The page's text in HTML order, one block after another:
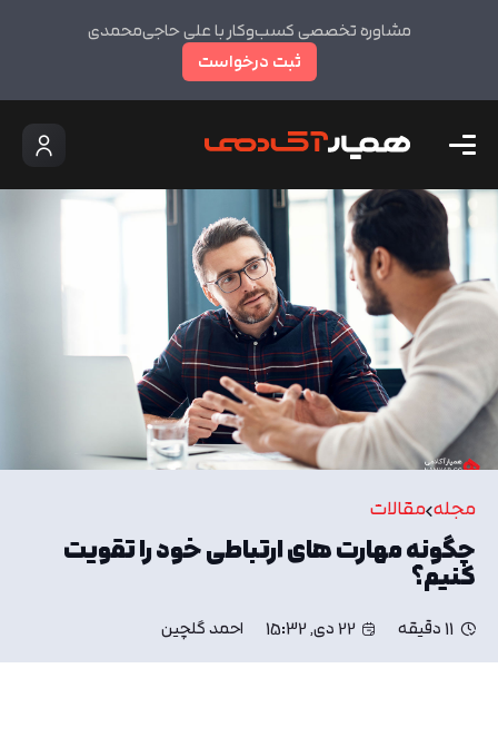
مشاوره تخصصی کسب‌وکار با علی حاجی‌محمدی
ثبت درخواست
مجله مقالات
چگونه مهارت های ارتباطی خود را تقویت
کنیم؟
11 دقیقه 22 دی, 15:32 احمد گلچین